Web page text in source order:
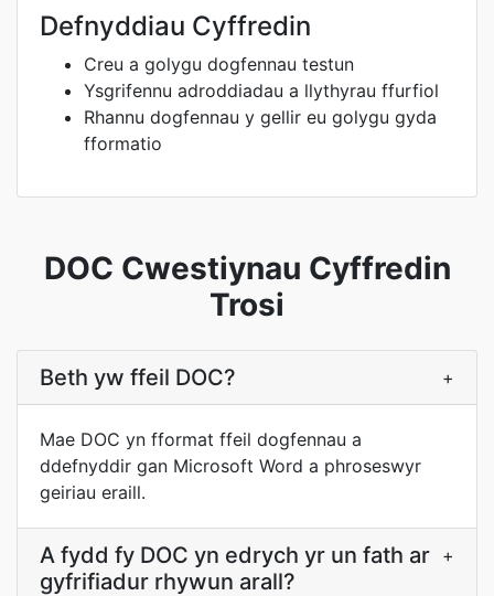
Defnyddiau Cyffredin
Creu a golygu dogfennau testun
Ysgrifennu adroddiadau a llythyrau ffurfiol
Rhannu dogfennau y gellir eu golygu gyda
fformatio
DOC Cwestiynau Cyffredin
Trosi
Beth yw ffeil DOC? +
Mae DOC yn fformat ffeil dogfennau a
ddefnyddir gan Microsoft Word a phroseswyr
geiriau eraill.
A fydd fy DOC yn edrych yr un fath ar
gyfrifiadur rhywun arall?
+